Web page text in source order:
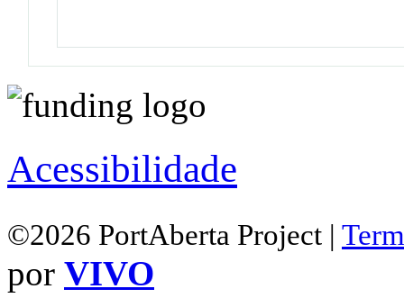
Acessibilidade
©2026 PortAberta Project |
por VIVO